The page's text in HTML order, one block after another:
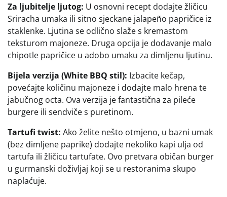
Za ljubitelje ljutog: U osnovni recept dodajte žličicu
Sriracha umaka ili sitno sjeckane jalapeño papričice iz
staklenke. Ljutina se odlično slaže s kremastom
teksturom majoneze. Druga opcija je dodavanje malo
chipotle papričice u adobo umaku za dimljenu ljutinu.
Bijela verzija (White BBQ stil): Izbacite kečap,
povećajte količinu majoneze i dodajte malo hrena te
jabučnog octa. Ova verzija je fantastična za pileće
burgere ili sendviče s puretinom.
Tartufi twist: Ako želite nešto otmjeno, u bazni umak
(bez dimljene paprike) dodajte nekoliko kapi ulja od
tartufa ili žličicu tartufate. Ovo pretvara običan burger
u gurmanski doživljaj koji se u restoranima skupo
naplaćuje.